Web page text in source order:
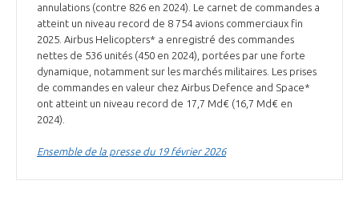
INNOVATION
INTERNATIONALISATION
annulations (contre 826 en 2024). Le carnet de commandes a
atteint un niveau record de 8 754 avions commerciaux fin
2025. Airbus Helicopters* a enregistré des commandes
nettes de 536 unités (450 en 2024), portées par une forte
dynamique, notamment sur les marchés militaires. Les prises
de commandes en valeur chez Airbus Defence and Space*
ont atteint un niveau record de 17,7 Md€ (16,7 Md€ en
2024).
Ensemble de la presse du 19 février 2026